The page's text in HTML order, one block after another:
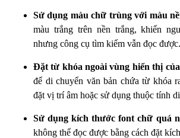
Sử dụng màu chữ trùng với màu
màu trắng trên nền trắng, khiến
nhưng công cụ tìm kiếm vẫn đọc được.
Đặt từ khóa ngoài vùng hiển thị
để di chuyển văn bản chứa từ khóa
đặt vị trí âm hoặc sử dụng thuộc tính
Sử dụng kích thước font chữ quá
không thể đọc được bằng cách đặt